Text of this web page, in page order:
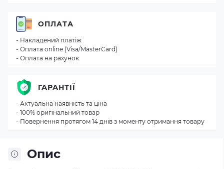
Опис
ОПЛАТА
- Накладений платіж
- Оплата online (Visa/MasterCard)
- Оплата на рахунок
ГАРАНТІЇ
- Актуальна наявність та ціна
- 100% оригінальний товар
- Повернення протягом 14 днів з моменту отримання товару